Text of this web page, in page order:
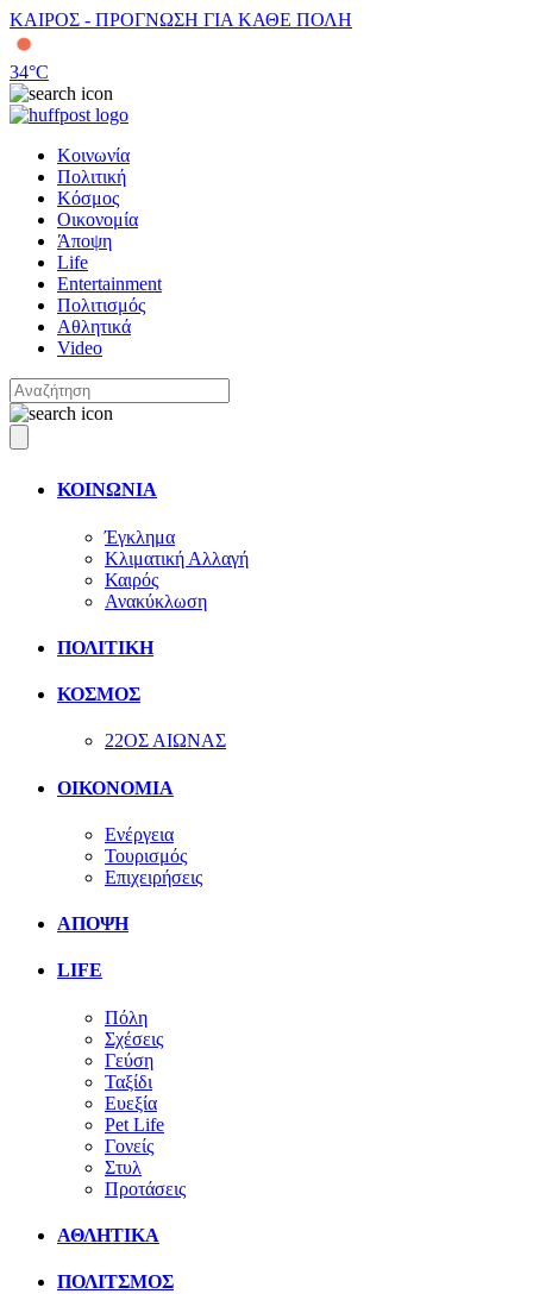
ΚΑΙΡΟΣ - ΠΡΟΓΝΩΣΗ ΓΙΑ ΚΑΘΕ ΠΟΛΗ
34°C
Κοινωνία
Πολιτική
Κόσμος
Οικονομία
Άποψη
Life
Entertainment
Πολιτισμός
Αθλητικά
Video
ΚΟΙΝΩΝΙΑ
Έγκλημα
Κλιματική Αλλαγή
Καιρός
Ανακύκλωση
ΠΟΛΙΤΙΚΗ
ΚΟΣΜΟΣ
22ΟΣ ΑΙΩΝΑΣ
ΟΙΚΟΝΟΜΙΑ
Ενέργεια
Τουρισμός
Επιχειρήσεις
ΑΠΟΨΗ
LIFE
Πόλη
Σχέσεις
Γεύση
Ταξίδι
Ευεξία
Pet Life
Γονείς
Στυλ
Προτάσεις
ΑΘΛΗΤΙΚΑ
ΠΟΛΙΤΣΜΟΣ